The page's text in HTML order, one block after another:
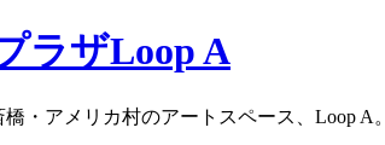
・アメリカ村のアートスペース、Loop A。